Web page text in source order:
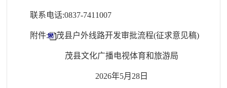
联系电话:0837-7411007
附件: 茂县户外线路开发审批流程(征求意见稿)
茂县文化广播电视体育和旅游局
2026年5月28日